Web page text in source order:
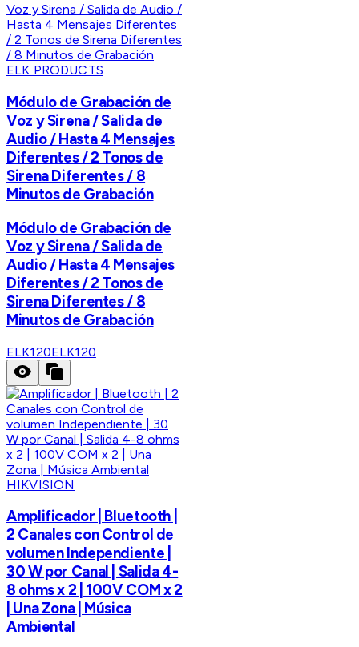
ELK PRODUCTS
Módulo de Grabación de
Voz y Sirena / Salida de
Audio / Hasta 4 Mensajes
Diferentes / 2 Tonos de
Sirena Diferentes / 8
Minutos de Grabación
Módulo de Grabación de
Voz y Sirena / Salida de
Audio / Hasta 4 Mensajes
Diferentes / 2 Tonos de
Sirena Diferentes / 8
Minutos de Grabación
ELK120ELK120
HIKVISION
Amplificador | Bluetooth |
2 Canales con Control de
volumen Independiente |
30 W por Canal | Salida 4-
8 ohms x 2 | 100V COM x 2
| Una Zona | Música
Ambiental